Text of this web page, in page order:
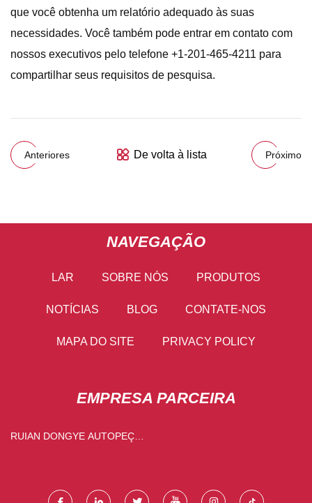
que você obtenha um relatório adequado às suas
necessidades. Você também pode entrar em contato com
nossos executivos pelo telefone +1-201-465-4211 para
compartilhar seus requisitos de pesquisa.
Anteriores De volta à lista Próximo
NAVEGAÇÃO
LAR SOBRE NÓS PRODUTOS
NOTÍCIAS BLOG CONTATE-NOS
MAPA DO SITE PRIVACY POLICY
EMPRESA PARCEIRA
RUIAN DONGYE AUTOPEÇAS